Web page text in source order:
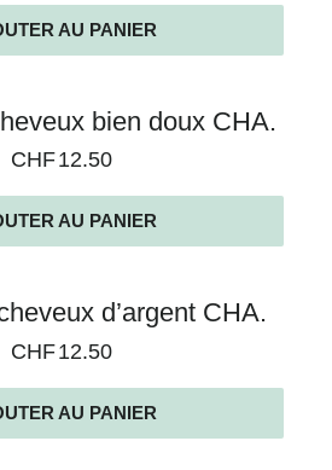
AU PANIER
bien doux CHA.
CHF12.50
AU PANIER
d’argent CHA.
CHF12.50
AU PANIER